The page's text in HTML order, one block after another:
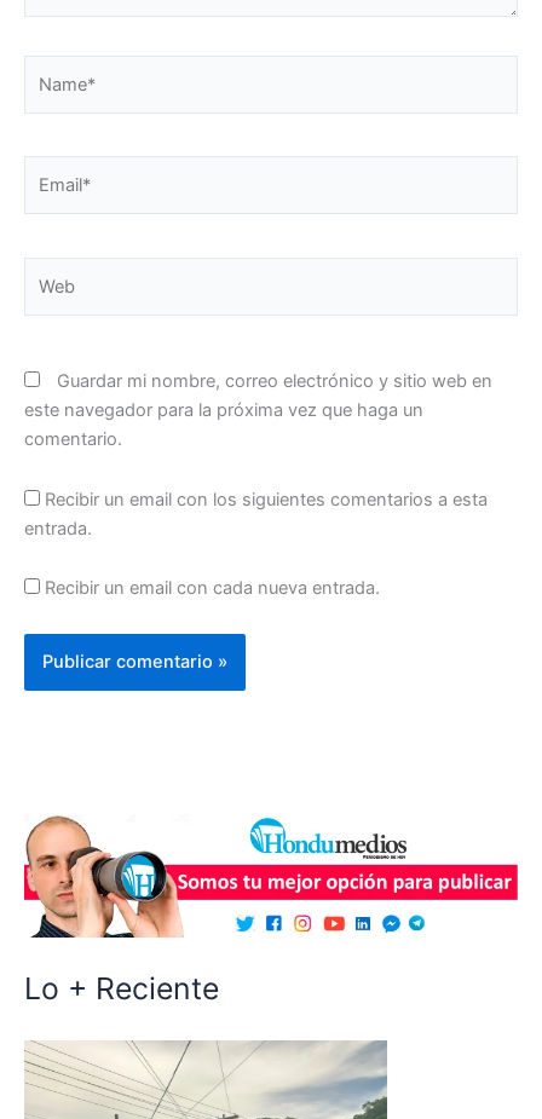
Guardar mi nombre, correo electrónico y sitio web en
este navegador para la próxima vez que haga un
comentario.
Recibir un email con los siguientes comentarios a esta
entrada.
Recibir un email con cada nueva entrada.
Lo + Reciente